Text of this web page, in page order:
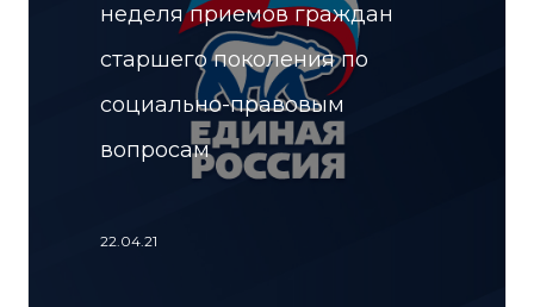
неделя приемов граждан
старшего поколения по
социально-правовым
вопросам
22.04.21